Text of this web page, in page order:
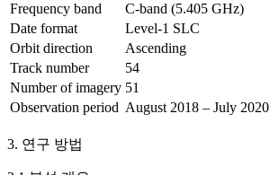
Frequency band
C-band (5.405 GHz)
Date format
Level-1 SLC
Orbit direction
Ascending
Track number
54
Number of imagery 51
Observation period August 2018 – July 2020
3. 연구 방법